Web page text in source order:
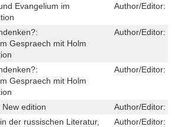
Evangelium im
Author/Editor:
Gespraech mit Holm
Author/Editor:
Gespraech mit Holm
Author/Editor:
edition Author/Editor:
in der russischen Literatur,
Author/Editor: